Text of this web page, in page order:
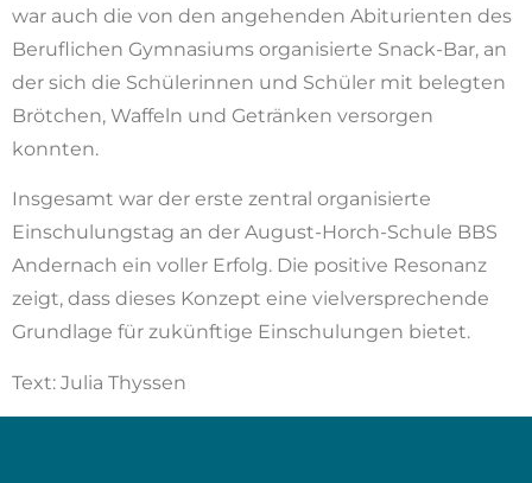
war auch die von den angehenden Abiturienten des
Beruflichen Gymnasiums organisierte Snack-Bar, an
der sich die Schülerinnen und Schüler mit belegten
Brötchen, Waffeln und Getränken versorgen
konnten.
Insgesamt war der erste zentral organisierte
Einschulungstag an der August-Horch-Schule BBS
Andernach ein voller Erfolg. Die positive Resonanz
zeigt, dass dieses Konzept eine vielversprechende
Grundlage für zukünftige Einschulungen bietet.
Text: Julia Thyssen